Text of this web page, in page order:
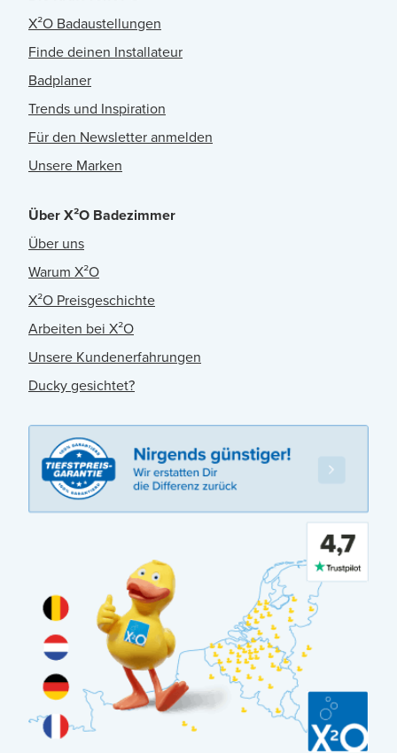
X²O Badaustellungen
Finde deinen Installateur
Badplaner
Trends und Inspiration
Für den Newsletter anmelden
Unsere Marken
Über X²O Badezimmer
Über uns
Warum X²O
X²O Preisgeschichte
Arbeiten bei X²O
Unsere Kundenerfahrungen
Ducky gesichtet?